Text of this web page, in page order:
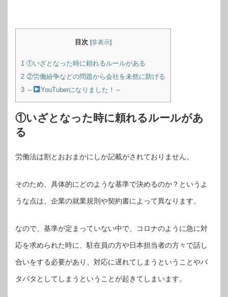
目次 [非表示]
1 ①いざとなった時に頼れるルールがある
2 ②労働紛争などの問題から会社を未然に防げる
3 ～ YouTuberになりました！～
①いざとなった時に頼れるルールがあ
る
労働法は割とおおまかにしか記載がされておりません。
そのため、具体的にどのような基準で決めるのか？というよ
うな点は、企業の就業規則や契約書によって異なります。
なので、基準が定まっていない中で、コロナのように急に対
応を求められた時に、駐在員の方や日本担当者の方々で話し
合いをする必要があり、対応に遅れてしまうということやバ
タバタとしてしまうということが起きてしまいます。